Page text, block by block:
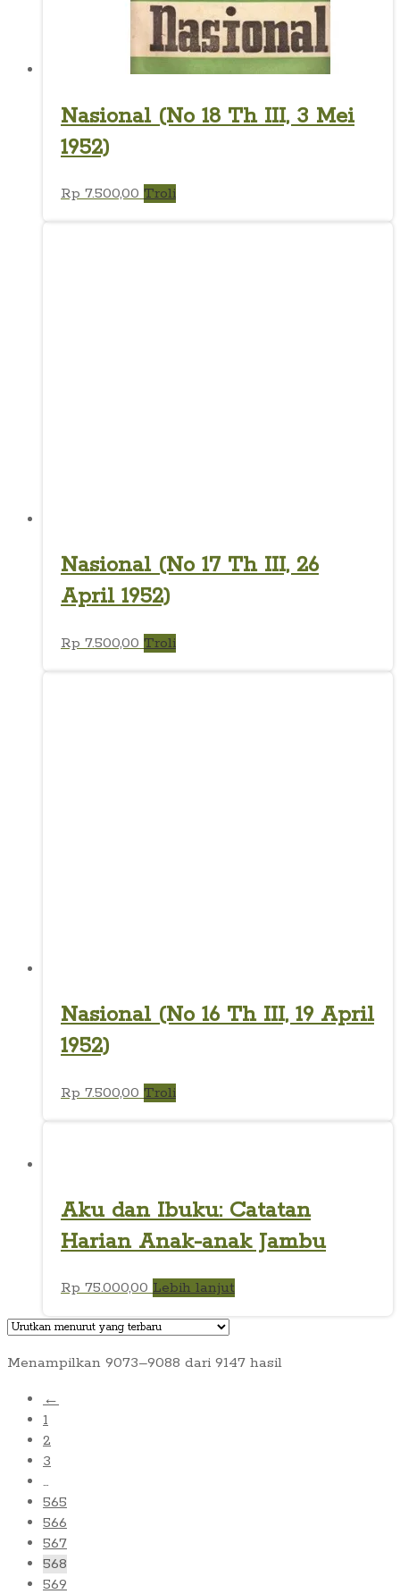
Nasional (No 18 Th III, 3 Mei
1952)
Rp 7.500,00 Troli
Nasional (No 17 Th III, 26
April 1952)
Rp 7.500,00 Troli
Nasional (No 16 Th III, 19 April
1952)
Rp 7.500,00 Troli
Aku dan Ibuku: Catatan
Harian Anak-anak Jambu
Rp75.000,00 Lebih lanjut
Menampilkan 9073–9088 dari 9147 hasilDiurutkan
←
1
2
3
…
565
566
567
568
569